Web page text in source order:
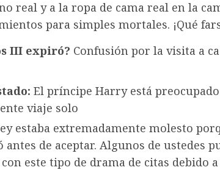
real y a la ropa de cama real en la
para simples mortales. ¡Qué
III expiró? Confusión por la visita a
El príncipe Harry está
viaje solo
estaba extremadamente molesto
de aceptar. Algunos de ustedes
este tipo de drama de citas debido